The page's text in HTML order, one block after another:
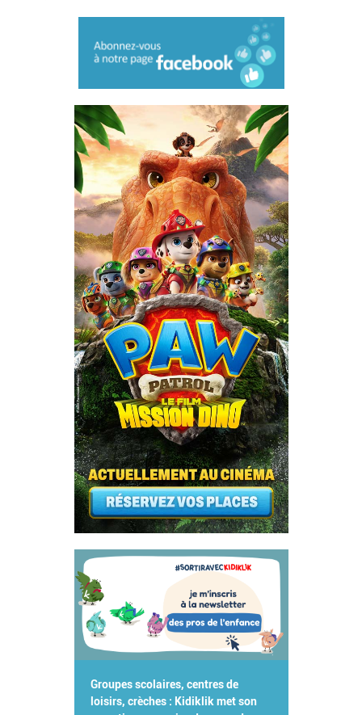
Groupes scolaires, centres de
loisirs, crèches : Kidiklik met son